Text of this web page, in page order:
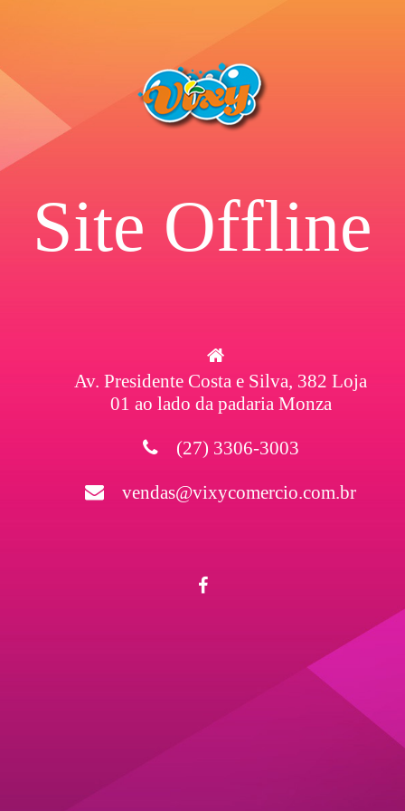
Site Offline
Av. Presidente Costa e Silva, 382 Loja
01 ao lado da padaria Monza
(27) 3306-3003
vendas@vixycomercio.com.br